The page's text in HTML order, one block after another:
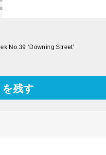
No.39 ‘Downing Street’
残す